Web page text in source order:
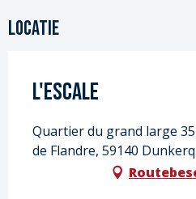
Locatie
L'Escale
Quartier du grand large
de Flandre, 59140